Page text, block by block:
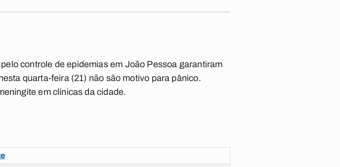
controle de epidemias em João Pessoa garantiram
quarta-feira (21) não são motivo para pânico.
em clínicas da cidade.